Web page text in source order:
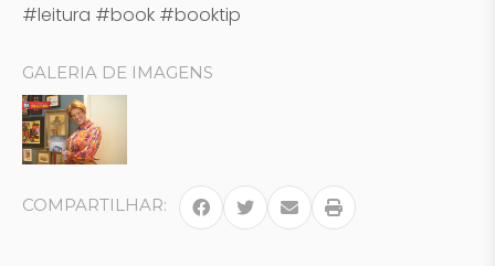
#leitura #book #booktip
GALERIA DE IMAGENS
COMPARTILHAR: